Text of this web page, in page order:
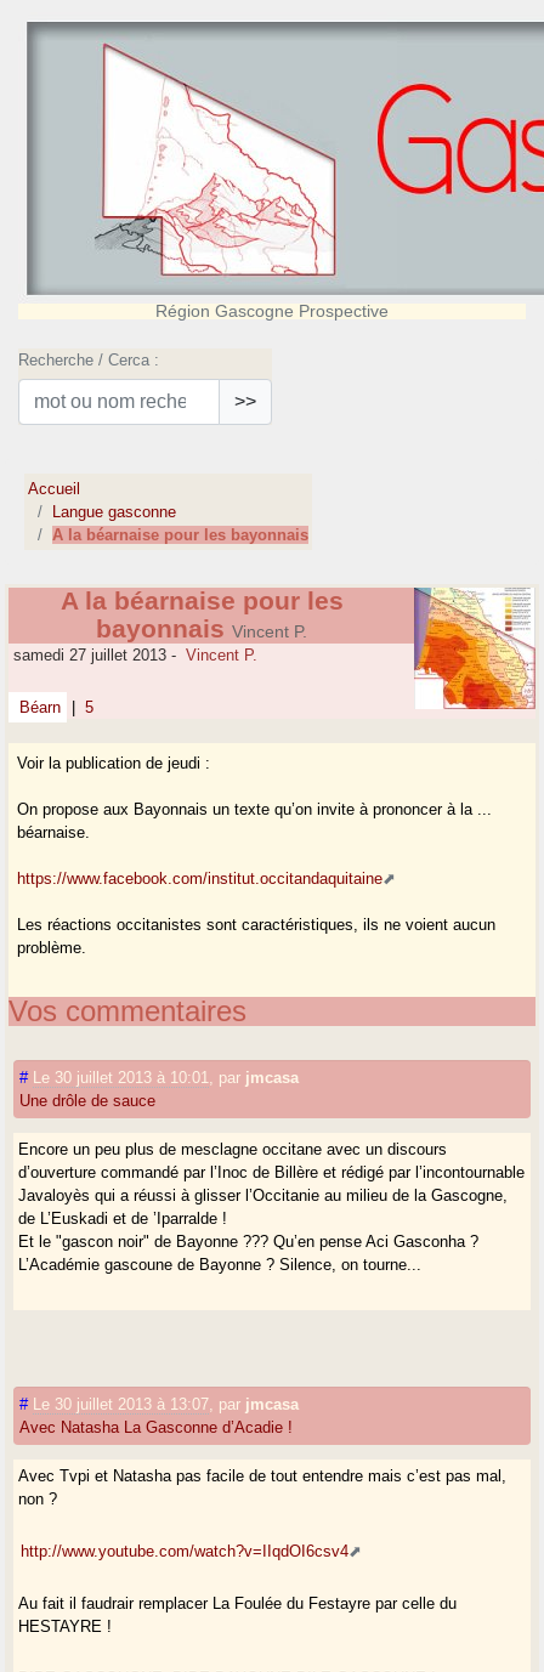
Région Gascogne Prospective
Recherche / Cerca :
>>
Accueil
Langue gasconne
A la béarnaise pour les bayonnais
A la béarnaise pour les
bayonnais Vincent P.
samedi 27 juillet 2013 - Vincent P.
Béarn 5
Voir la publication de jeudi :
On propose aux Bayonnais un texte qu’on invite à prononcer à la ...
béarnaise.
https://www.facebook.com/institut.occitandaquitaine
Les réactions occitanistes sont caractéristiques, ils ne voient aucun
problème.
Vos commentaires
# Le 30 juillet 2013 à 10:01 par jmcasa
Une drôle de sauce
Encore un peu plus de mesclagne occitane avec un discours
d’ouverture commandé par l’Inoc de Billère et rédigé par l’incontournable
Javaloyès qui a réussi à glisser l’Occitanie au milieu de la Gascogne,
de L’Euskadi et de ’Iparralde !
Et le "gascon noir" de Bayonne ??? Qu’en pense Aci Gasconha ?
L’Académie gascoune de Bayonne ? Silence, on tourne...
# Le 30 juillet 2013 à 13:07 par jmcasa
Avec Natasha La Gasconne d’Acadie !
Avec Tvpi et Natasha pas facile de tout entendre mais c’est pas mal,
non ?
http://www.youtube.com/watch?v=IIqdOI6csv4
Au fait il faudrair remplacer La Foulée du Festayre par celle du
HESTAYRE !